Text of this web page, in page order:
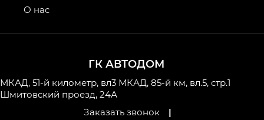
привод — GB AWD, Джи Эль Полный привод —
Джи Икс ПРЕМИУМ — GX PREMIUM, ЛАУНЖ —
LOUNGE
Empow — Эмпау (Empow) в комплектации
Джи Эс — GS, Джи Эль с элементы экстерьера
ГК АВТОДОМ
МКАД, 51-й километр, вл3 МКАД, 85-й км, вл.5, стр.1
Шмитовский проезд, 24А
Заказать звонок
|
О нас